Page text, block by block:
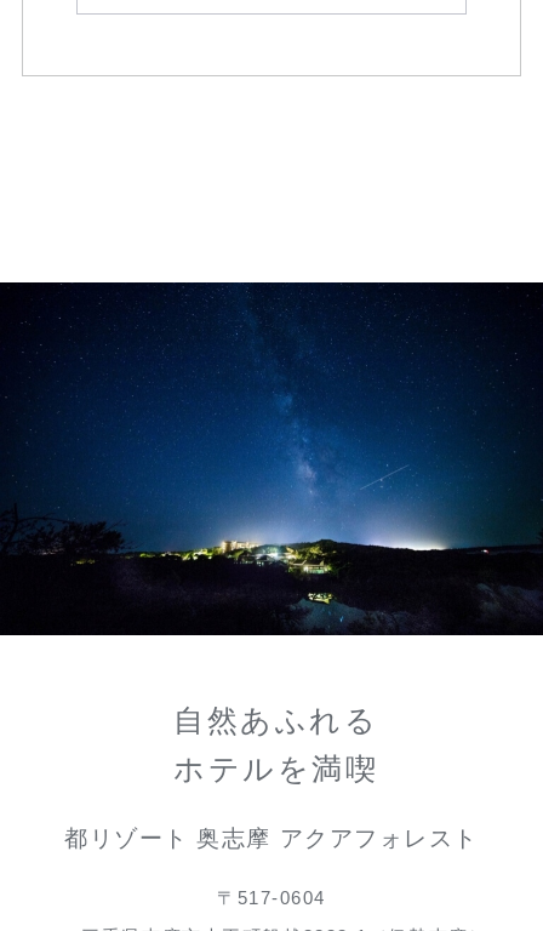
自然あふれる
ホテルを満喫
都リゾート 奥志摩 アクアフォレスト
〒517-0604